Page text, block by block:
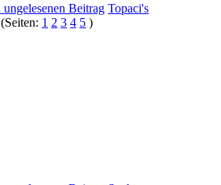
Topaci's
(Seiten: 1 2 3 4 5 )